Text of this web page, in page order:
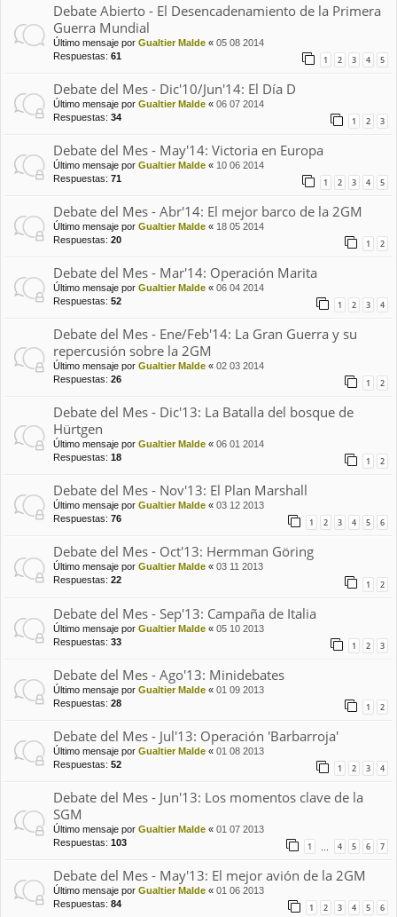
Debate Abierto - El Desencadenamiento de la Primera
Guerra Mundial
Último mensaje por Gualtier Malde « 05 08 2014
Respuestas: 61 1 2 3 4 5
Debate del Mes - Dic'10/Jun'14: El Día D
Último mensaje por Gualtier Malde « 06 07 2014
Respuestas: 34 1 2 3
Debate del Mes - May'14: Victoria en Europa
Último mensaje por Gualtier Malde « 10 06 2014
Respuestas: 71 1 2 3 4 5
Debate del Mes - Abr'14: El mejor barco de la 2GM
Último mensaje por Gualtier Malde « 18 05 2014
Respuestas: 20 1 2
Debate del Mes - Mar'14: Operación Marita
Último mensaje por Gualtier Malde « 06 04 2014
Respuestas: 52 1 2 3 4
Debate del Mes - Ene/Feb'14: La Gran Guerra y su
repercusión sobre la 2GM
Último mensaje por Gualtier Malde « 02 03 2014
Respuestas: 26 1 2
Debate del Mes - Dic'13: La Batalla del bosque de
Hürtgen
Último mensaje por Gualtier Malde « 06 01 2014
Respuestas: 18 1 2
Debate del Mes - Nov'13: El Plan Marshall
Último mensaje por Gualtier Malde « 03 12 2013
Respuestas: 76 1 2 3 4 5 6
Debate del Mes - Oct'13: Hermman Göring
Último mensaje por Gualtier Malde « 03 11 2013
Respuestas: 22 1 2
Debate del Mes - Sep'13: Campaña de Italia
Último mensaje por Gualtier Malde « 05 10 2013
Respuestas: 33 1 2 3
Debate del Mes - Ago'13: Minidebates
Último mensaje por Gualtier Malde « 01 09 2013
Respuestas: 28 1 2
Debate del Mes - Jul'13: Operación 'Barbarroja'
Último mensaje por Gualtier Malde « 01 08 2013
Respuestas: 52 1 2 3 4
Debate del Mes - Jun'13: Los momentos clave de la
SGM
Último mensaje por Gualtier Malde « 01 07 2013
Respuestas: 103 1 4 5 6 7
Debate del Mes - May'13: El mejor avión de la 2GM
Último mensaje por Gualtier Malde « 01 06 2013
Respuestas: 84 1 2 3 4 5 6